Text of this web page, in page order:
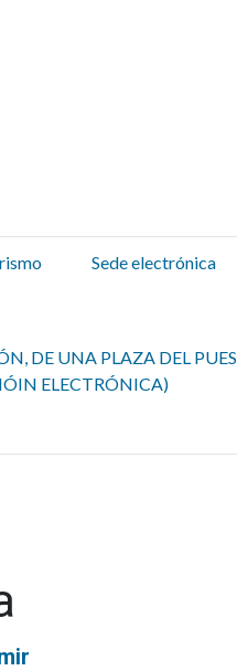
Sede electrónica
DE UNA PLAZA DEL
ELECTRÓNICA)